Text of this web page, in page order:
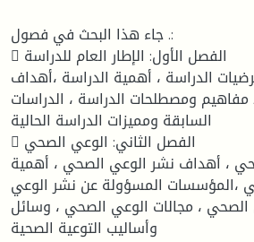
جاء هذا البحث في فصول .:
 الفصل الأول: الإطار العام للدراسة
الدراسة ، أهمية الدراسة ،أهداف
مفاهيم ومصطلحات الدراسة ، الدراسات
السابقة ومميزات الدراسة الحالية
 الفصل الثاني: الوعي الصحي
، أهداف نشر الوعي الصحي ، أهمية
،المؤسسات المسؤولة عن نشر الوعي
، مجالات الوعي الصحي ، وسائل
وأساليب التوعية الصحية